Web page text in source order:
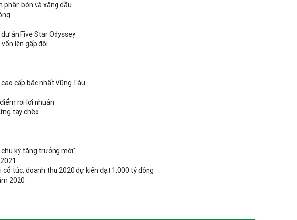
phân bón và xăng dầu
án Five Star Odyssey
lên gấp đôi
cấp bậc nhất Vũng Tàu
rơi lợi nhuận
tay chèo
chu kỳ tăng trưởng mới"
tức, doanh thu 2020 dự kiến đạt 1,000 tỷ đồng
2020